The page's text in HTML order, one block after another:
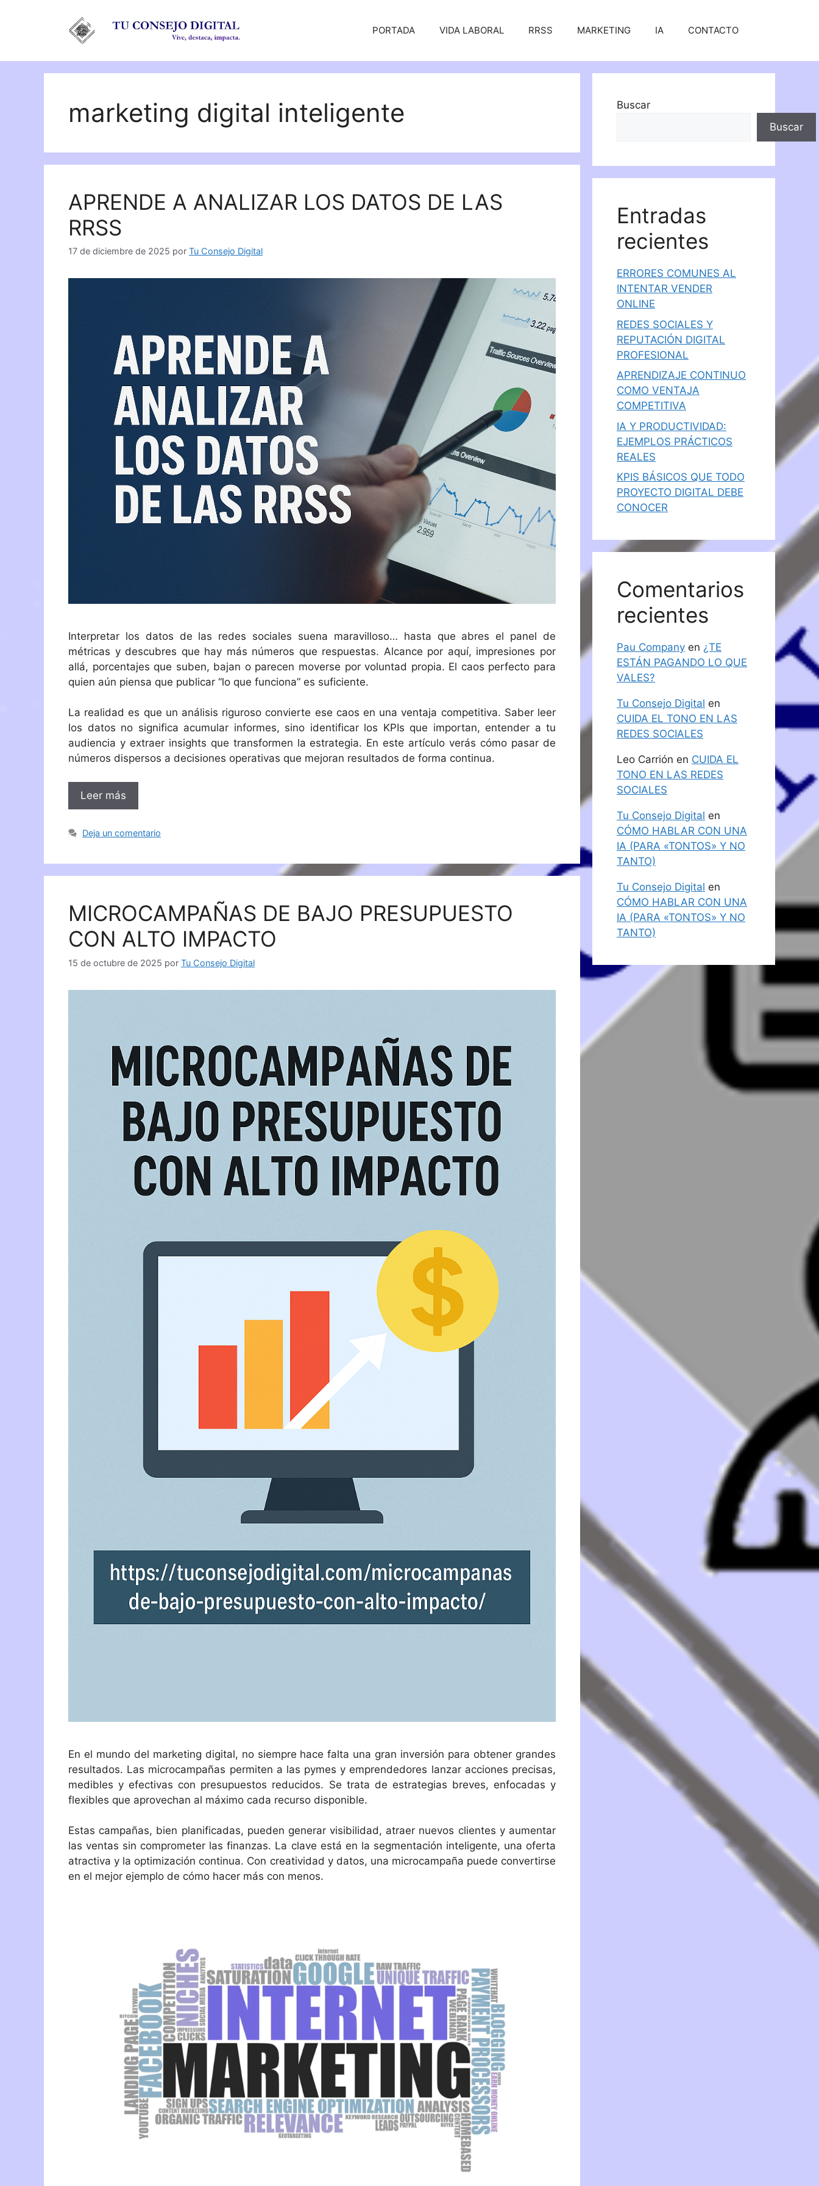
PORTADA VIDA LABORAL RRSS MARKETING IA CONTACTO
marketing digital inteligente
APRENDE A ANALIZAR LOS DATOS DE LAS
RRSS
17 de diciembre de 2025 por Tu Consejo Digital
Interpretar los datos de las redes sociales suena maravilloso… hasta que abres el panel de
métricas y descubres que hay más números que respuestas. Alcance por aquí, impresiones por
allá, porcentajes que suben, bajan o parecen moverse por voluntad propia. El caos perfecto para
quien aún piensa que publicar “lo que funciona” es suficiente.
La realidad es que un análisis riguroso convierte ese caos en una ventaja competitiva. Saber leer
los datos no significa acumular informes, sino identificar los KPIs que importan, entender a tu
audiencia y extraer insights que transformen la estrategia. En este artículo verás cómo pasar de
números dispersos a decisiones operativas que mejoran resultados de forma continua.
Leer más
Deja un comentario
MICROCAMPAÑAS DE BAJO PRESUPUESTO
CON ALTO IMPACTO
15 de octubre de 2025 por Tu Consejo Digital
En el mundo del marketing digital, no siempre hace falta una gran inversión para obtener grandes
resultados. Las microcampañas permiten a las pymes y emprendedores lanzar acciones precisas,
medibles y efectivas con presupuestos reducidos. Se trata de estrategias breves, enfocadas y
flexibles que aprovechan al máximo cada recurso disponible.
Estas campañas, bien planificadas, pueden generar visibilidad, atraer nuevos clientes y aumentar
las ventas sin comprometer las finanzas. La clave está en la segmentación inteligente, una oferta
atractiva y la optimización continua. Con creatividad y datos, una microcampaña puede convertirse
en el mejor ejemplo de cómo hacer más con menos.
Buscar
Buscar
Entradas
recientes
ERRORES COMUNES AL
INTENTAR VENDER
ONLINE
REDES SOCIALES Y
REPUTACIÓN DIGITAL
PROFESIONAL
APRENDIZAJE CONTINUO
COMO VENTAJA
COMPETITIVA
IA Y PRODUCTIVIDAD:
EJEMPLOS PRÁCTICOS
REALES
KPIS BÁSICOS QUE TODO
PROYECTO DIGITAL DEBE
CONOCER
Comentarios
recientes
Pau Company en ¿TE
ESTÁN PAGANDO LO QUE
VALES?
Tu Consejo Digital en
CUIDA EL TONO EN LAS
REDES SOCIALES
Leo Carrión en CUIDA EL
TONO EN LAS REDES
SOCIALES
Tu Consejo Digital en
CÓMO HABLAR CON UNA
IA (PARA «TONTOS» Y NO
TANTO)
Tu Consejo Digital en
CÓMO HABLAR CON UNA
IA (PARA «TONTOS» Y NO
TANTO)